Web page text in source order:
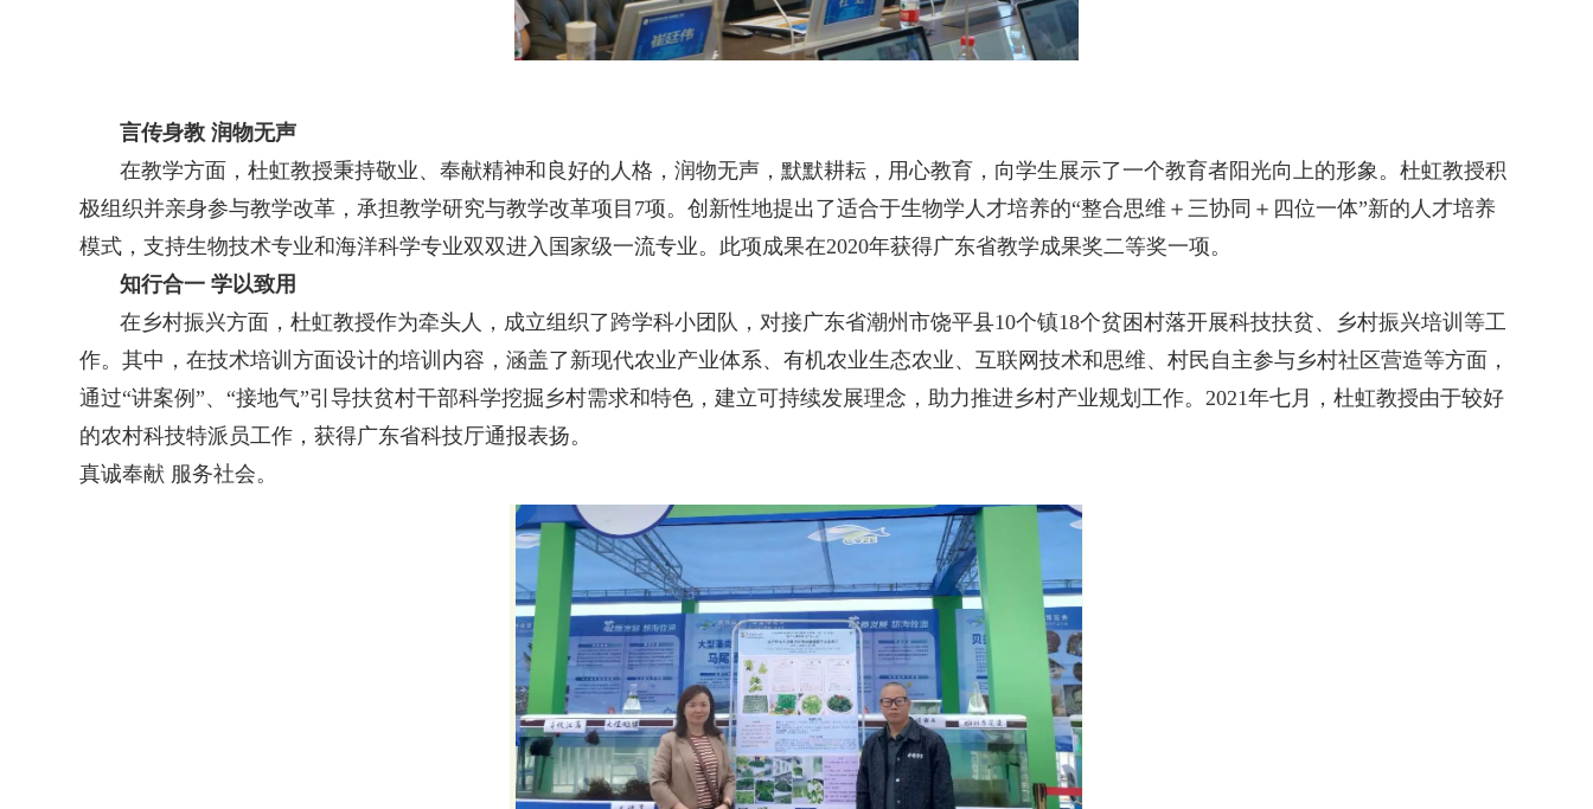
言传身教 润物无声
在教学方面，杜虹教授秉持敬业、奉献精神和良好的人格，润物无声，默默耕耘，用心教育，向学生展示了一个教育者阳光向上的形象。杜虹教授积
极组织并亲身参与教学改革，承担教学研究与教学改革项目7项。创新性地提出了适合于生物学人才培养的“整合思维＋三协同＋四位一体”新的人才培养
模式，支持生物技术专业和海洋科学专业双双进入国家级一流专业。此项成果在2020年获得广东省教学成果奖二等奖一项。
知行合一 学以致用
在乡村振兴方面，杜虹教授作为牵头人，成立组织了跨学科小团队，对接广东省潮州市饶平县10个镇18个贫困村落开展科技扶贫、乡村振兴培训等工
作。其中，在技术培训方面设计的培训内容，涵盖了新现代农业产业体系、有机农业生态农业、互联网技术和思维、村民自主参与乡村社区营造等方面，
通过“讲案例”、“接地气”引导扶贫村干部科学挖掘乡村需求和特色，建立可持续发展理念，助力推进乡村产业规划工作。2021年七月，杜虹教授由于较好
的农村科技特派员工作，获得广东省科技厅通报表扬。
真诚奉献 服务社会。